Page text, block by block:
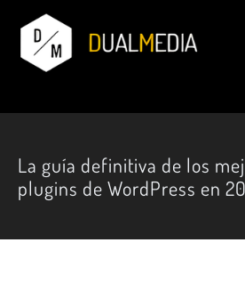
La guía definitiva de los
plugins de WordPress en